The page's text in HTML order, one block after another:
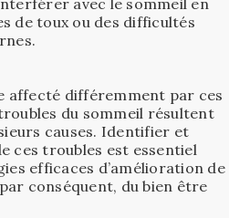
avec le sommeil en
de toux ou des difficultés
affecté différemment par ces
du sommeil résultent
causes. Identifier et
ces troubles est essentiel
efficaces d’amélioration de
conséquent, du bien être